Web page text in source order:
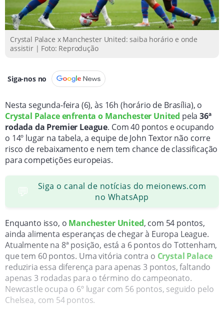
Crystal Palace x Manchester United: saiba horário e onde
assistir | Foto: Reprodução
Siga-nos no
Nesta segunda-feira (6), às 16h (horário de Brasília), o
Crystal Palace enfrenta o Manchester United pela36ª
rodada da Premier League. Com 40 pontos e ocupando
o 14º lugar na tabela, a equipe de John Textor não corre
risco de rebaixamento e nem tem chance de classificação
para competições europeias.
💬
Siga o canal de notícias do meionews.com
no WhatsApp
Enquanto isso, o Manchester United, com 54 pontos,
ainda alimenta esperanças de chegar à Europa League.
Atualmente na 8ª posição, está a 6 pontos do Tottenham,
que tem 60 pontos. Uma vitória contra o Crystal Palace
reduziria essa diferença para apenas 3 pontos, faltando
apenas 3 rodadas para o término do campeonato.
Newcastle ocupa o 6º lugar com 56 pontos, seguido pelo
Chelsea, com 54 pontos.